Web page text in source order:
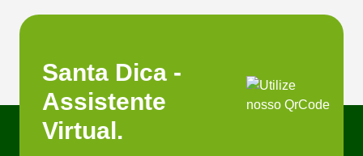
Santa Dica -
Assistente
Virtual.